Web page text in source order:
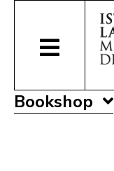
Bookshop